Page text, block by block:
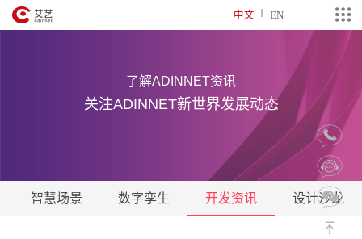
中文 EN
了解ADINNET资讯
关注ADINNET新世界发展动态
智慧场景 数字孪生 开发资讯 设计沙龙